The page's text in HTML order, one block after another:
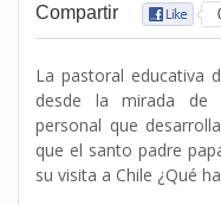
Compartir
La pastoral educativa
desde la mirada de
personal que
que el santo padre
su visita a Chile ¿Qué